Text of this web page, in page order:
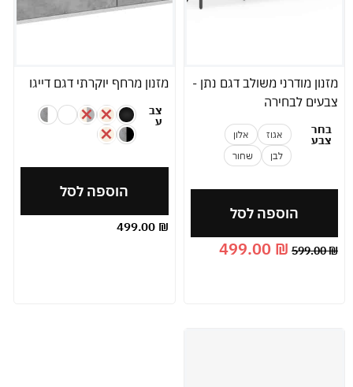
599.00₪
499.00 ₪
מזנון מודרני משולב דגם נתן -
צבעים לבחירה
בחר
צבע אגוז
אלון
לבן
שחור
הוספה לסל
499.00 ₪
מזנון מרחף יוקרתי דגם דייגו
צב
ע
הוספה לסל